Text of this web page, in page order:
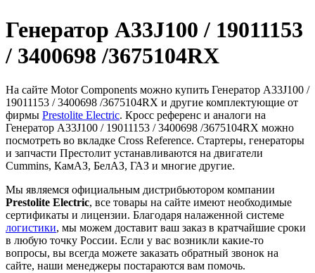
Генератор A33J100 / 19011153
/ 3400698 /3675104RX
На сайте Motor Components можно купить Генератор A33J100 /
19011153 / 3400698 /3675104RX и другие комплектующие от
фирмы Prestolite Electric. Кросс референс и аналоги на
Генератор A33J100 / 19011153 / 3400698 /3675104RX можно
посмотреть во вкладке Cross Reference. Стартеры, генераторы
и запчасти Престолит устанавливаются на двигатели
Cummins, КамАЗ, БелАЗ, ГАЗ и многие другие.
Мы являемся официальным дистрибьютором компании
Prestolite Electric, все товары на сайте имеют необходимые
сертификаты и лицензии. Благодаря налаженной системе
логистики, мы можем доставит ваш заказ в кратчайшие сроки
в любую точку России. Если у вас возникли какие-то
вопросы, вы всегда можете заказать обратный звонок на
сайте, наши менеджеры постараются вам помочь.